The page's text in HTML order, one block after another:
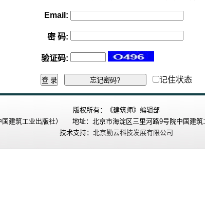
Email:
密 码:
验证码:
记住状态
版权所有：《建筑师》编辑部
国建筑工业出版社） 地址：北京市海淀区三里河路9号院中国建
技术支持： 北京勤云科技发展有限公司